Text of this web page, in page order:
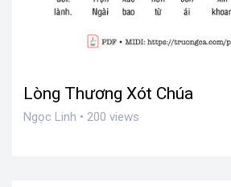
Lòng Thương Xót Chúa
Ngọc Linh • 200 views